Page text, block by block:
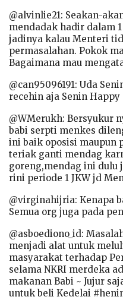
@alvinlie21: Seakan-
mendadak hadir dalam
jadinya kalau Menteri
permasalahan. Pokok
Bagaimana mau
@can95096191: Uda
recehin aja Senin Happy
@WMerukh: Bersyukur
babi serpti menkes
ini baik oposisi maupun
teriak ganti mendag
goreng,mendag ini dulu
rini periode 1 JKW jd
@virginahijria: Kenapa
Semua org juga pada
@asboediono_id:
menjadi alat untuk
masyarakat terhadap
selama NKRI merdeka
makanan Babi ~ Jujur
untuk beli Kedelai